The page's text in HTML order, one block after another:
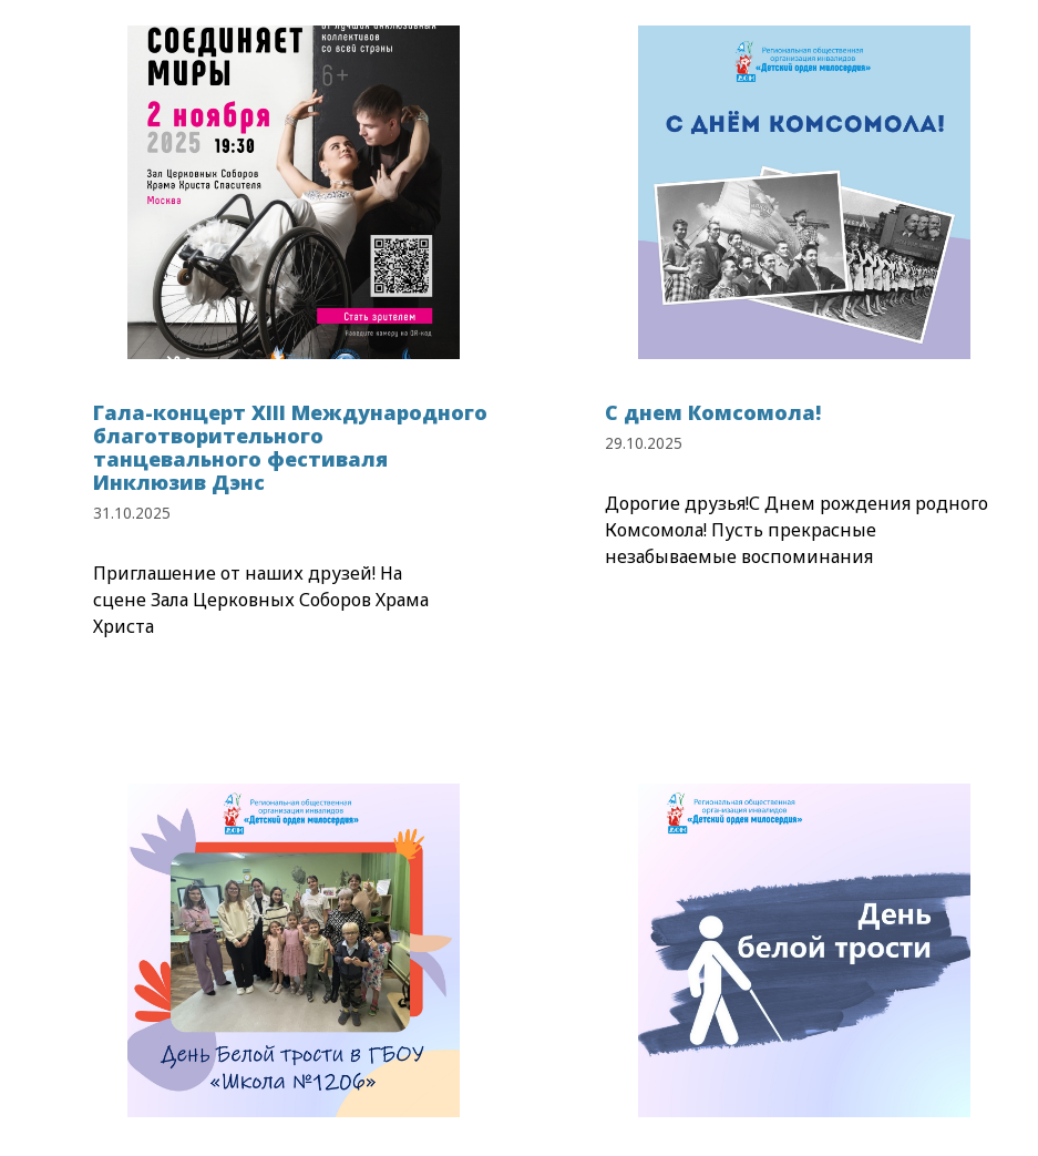
Гала-концерт XIII Международного
благотворительного
танцевального фестиваля
Инклюзив Дэнс
31.10.2025
Приглашение от наших друзей! На
сцене Зала Церковных Соборов Храма
Христа
С днем Комсомола!
29.10.2025
Дорогие друзья!С Днем рождения родного
Комсомола! Пусть прекрасные
незабываемые воспоминания